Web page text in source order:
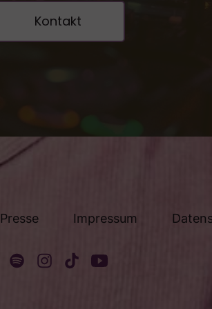
Kontakt
Presse Impressum